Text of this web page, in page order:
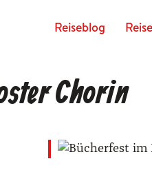
Rei­se­blog
Chorin